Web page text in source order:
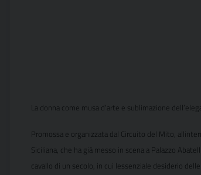
La donna come musa d’arte e sublimazione
Promossa e organizzata dal Circuito del Mito,
Siciliana, che ha già messo in scena a Palazzo
cavallo di un secolo, in cui lessenziale desiderio